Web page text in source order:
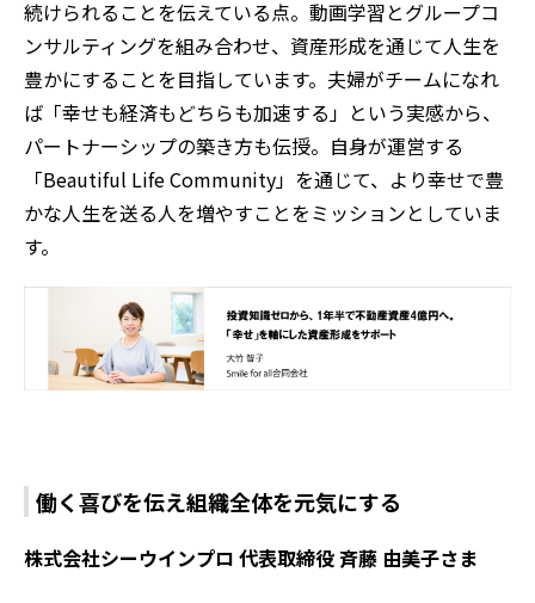
続けられることを伝えている点。動画学習とグループコ
ンサルティングを組み合わせ、資産形成を通じて人生を
豊かにすることを目指しています。夫婦がチームになれ
ば「幸せも経済もどちらも加速する」という実感から、
パートナーシップの築き方も伝授。自身が運営する
「Beautiful Life Community」を通じて、より幸せで豊
かな人生を送る人を増やすことをミッションとしていま
す。
働く喜びを伝え組織全体を元気にする
株式会社シーウインプロ 代表取締役 斉藤 由美子さま